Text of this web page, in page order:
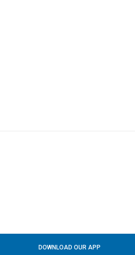
DOWNLOAD OUR APP